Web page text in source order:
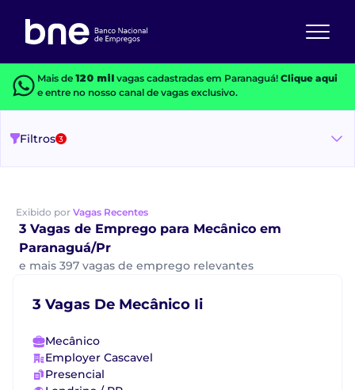
Mais de 120 milvagas cadastradas em Paranaguá! Clique aqui
e entre no nosso canal de vagas exclusivo.
Filtros 3
Exibido por Vagas Recentes
3 Vagas de Emprego para Mecânico em
Paranaguá/Pr
e mais 397 vagas de emprego relevantes
3 Vagas De Mecânico Ii
Mecânico
Employer Cascavel
Presencial